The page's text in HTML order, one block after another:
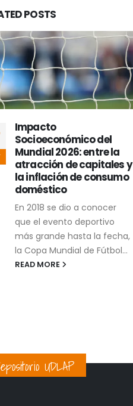
POSTS
Impacto
Socioeconómico del
Mundial 2026: entre la
atracción de capitales y
la inflación de consumo
doméstico
En 2018 se dio a conocer
que el evento deportivo
más grande hasta la fecha,
la Copa Mundial de Fútbol...
READ MORE
UDLAP